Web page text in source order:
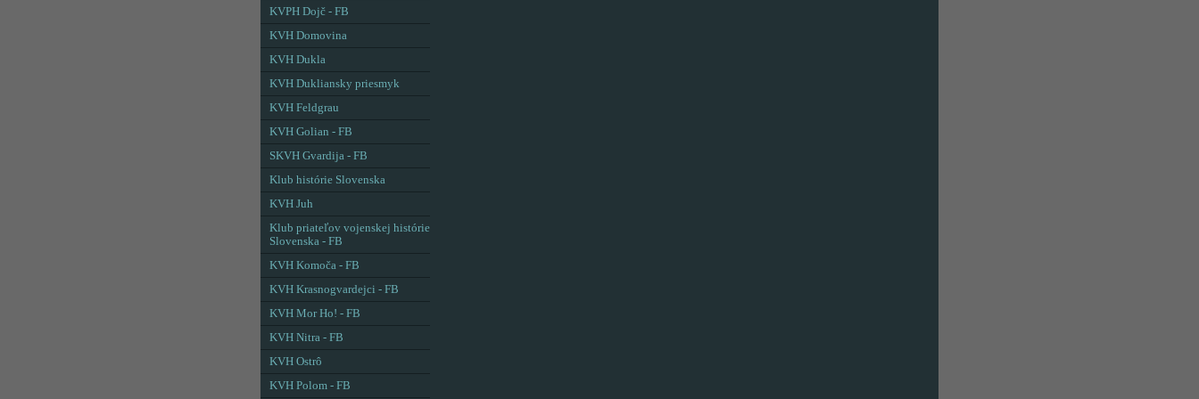
KVPH Dojč - FB
KVH Domovina
KVH Dukla
KVH Dukliansky priesmyk
KVH Feldgrau
KVH Golian - FB
SKVH Gvardija - FB
Klub histórie Slovenska
KVH Juh
Klub priateľov vojenskej histórie
Slovenska - FB
KVH Komoča - FB
KVH Krasnogvardejci - FB
KVH Mor Ho! - FB
KVH Nitra - FB
KVH Ostrô
KVH Polom - FB